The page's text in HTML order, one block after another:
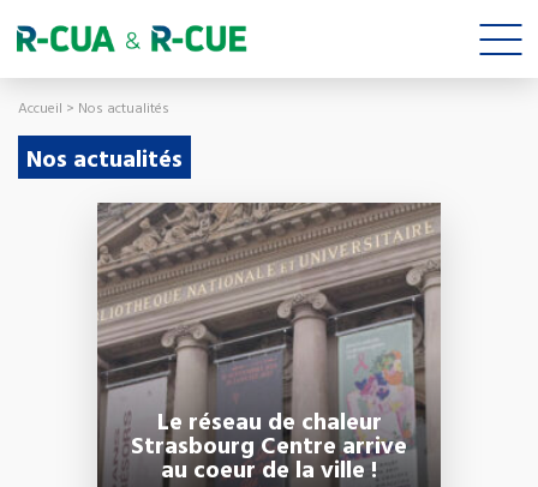
Accueil > Nos actualités
Nos actualités
Le réseau de chaleur
Strasbourg Centre arrive
au coeur de la ville !